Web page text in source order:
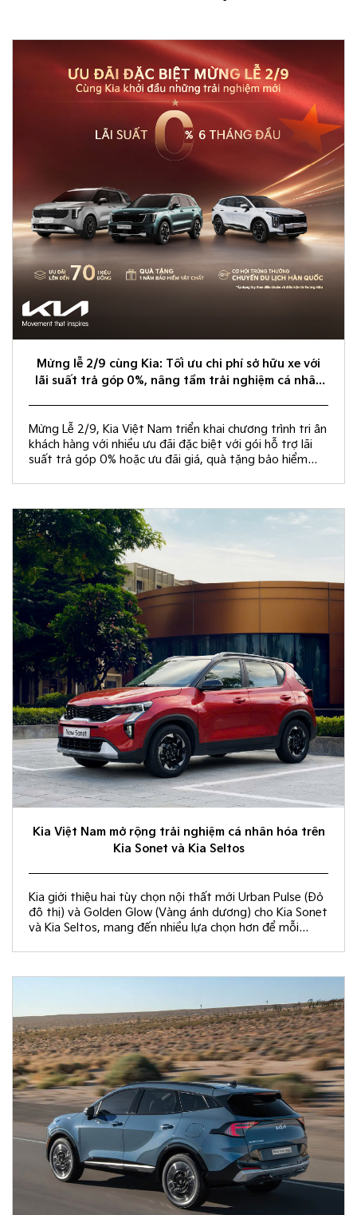
Mừng lễ 2/9 cùng Kia: Tối ưu chi phí sở hữu xe với
lãi suất trả góp 0%, nâng tầm trải nghiệm cá nhân
Mừng Lễ 2/9, Kia Việt Nam triển khai chương trình tri ân
khách hàng với nhiều ưu đãi đặc biệt với gói hỗ trợ lãi
suất trả góp 0% hoặc ưu đãi giá, quà tặng bảo hiểm
Kia Việt Nam mở rộng trải nghiệm cá nhân hóa trên
Kia Sonet và Kia Seltos
Kia giới thiệu hai tùy chọn nội thất mới Urban Pulse (Đỏ
đô thị) và Golden Glow (Vàng ánh dương) cho Kia Sonet
và Kia Seltos, mang đến nhiều lựa chọn hơn để mỗi